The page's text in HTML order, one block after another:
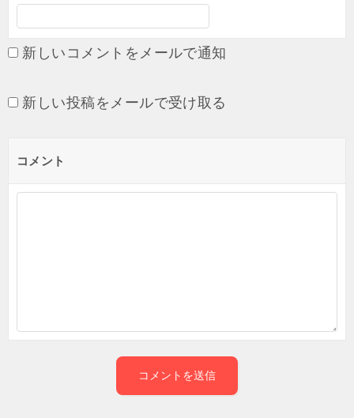
新しいコメントをメールで通知
新しい投稿をメールで受け取る
コメント